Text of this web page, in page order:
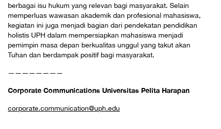
berbagai isu hukum yang relevan bagi masyarakat. Selain
memperluas wawasan akademik dan profesional mahasiswa,
kegiatan ini juga menjadi bagian dari pendekatan pendidikan
holistis UPH dalam mempersiapkan mahasiswa menjadi
pemimpin masa depan berkualitas unggul yang takut akan
Tuhan dan berdampak positif bagi masyarakat.
————————
Corporate Communications Universitas Pelita Harapan
corporate.communication@uph.edu